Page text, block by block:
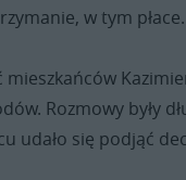
w tym płace.
Rozmowy były
udało się podjąć